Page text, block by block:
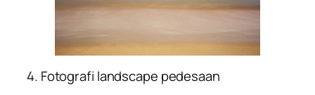
4. Fotografi landscape pedesaan